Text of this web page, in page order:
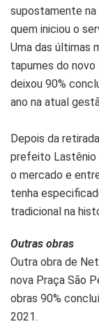
supostamente
quem iniciou o
Uma das últimas
tapumes do novo
deixou 90%
ano na atual
Depois da
prefeito Lastênio
o mercado e
tenha
tradicional na
Outras obras
Outra obra de
nova Praça São
obras 90%
2021.